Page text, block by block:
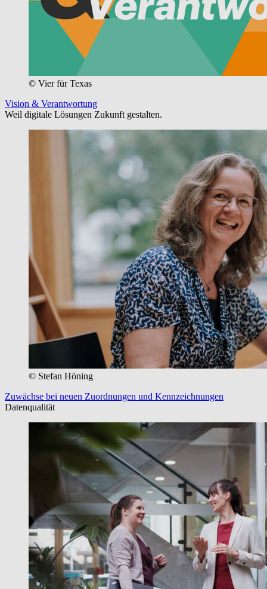
© Vier für Texas
Vision & Verantwortung
Weil digitale Lösungen Zukunft gestalten.
© Stefan Höning
Zuwächse bei neuen Zuordnungen und Kennzeichnungen
Datenqualität